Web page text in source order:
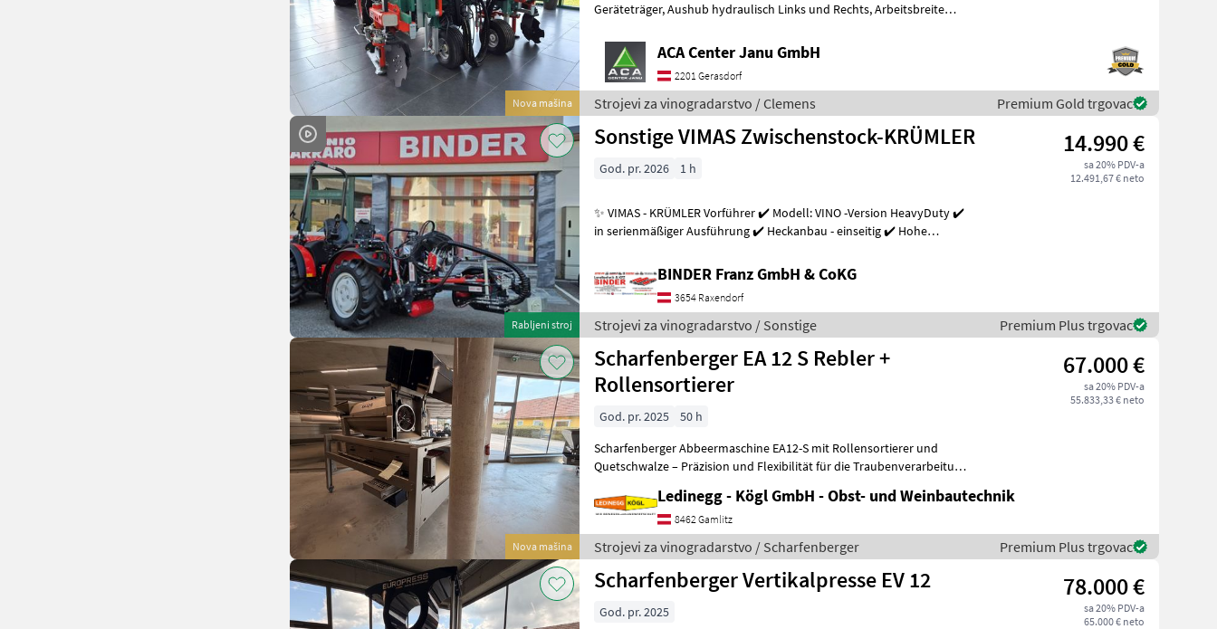
Nova mašina
Geräteträger, Aushub hydraulisch Links und Rechts, Arbeitsbreite
ACA Center Janu GmbH
2201 Gerasdorf
Strojevi za vinogradarstvo / Clemens Premium Gold trgovac
Rabljeni stroj
Sonstige VIMAS Zwischenstock-KRÜMLER 14.990 €
sa 20% PDV-a
12.491,67 € neto
God. pr. 2026 1 h
✨ VIMAS - KRÜMLER Vorführer ✔️ Modell: VINO -Version HeavyDuty ✔️
in serienmäßiger Ausführung ✔️ Heckanbau - einseitig ✔️ Hohe
BINDER Franz GmbH & CoKG
3654 Raxendorf
Strojevi za vinogradarstvo / Sonstige Premium Plus trgovac
Nova mašina
Scharfenberger EA 12 S Rebler +
Rollensortierer
67.000 €
sa 20% PDV-a
55.833,33 € neto
God. pr. 2025
50 h
Scharfenberger Abbeermaschine EA12-S mit Rollensortierer und
Quetschwalze – Präzision und Flexibilität für die Traubenverarbeitung
Ledinegg - Kögl GmbH - Obst- und Weinbautechnik
8462 Gamlitz
Strojevi za vinogradarstvo / Scharfenberger Premium Plus trgovac
Scharfenberger Vertikalpresse EV 12 78.000 €
sa 20% PDV-a
65.000 € neto
God. pr. 2025